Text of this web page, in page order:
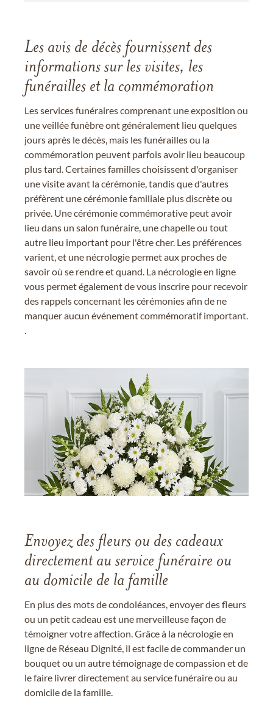
Les avis de décès fournissent des
informations sur les visites, les
funérailles et la commémoration
Les services funéraires comprenant une exposition ou
une veillée funèbre ont généralement lieu quelques
jours après le décès, mais les funérailles ou la
commémoration peuvent parfois avoir lieu beaucoup
plus tard. Certaines familles choisissent d'organiser
une visite avant la cérémonie, tandis que d'autres
préfèrent une cérémonie familiale plus discrète ou
privée. Une cérémonie commémorative peut avoir
lieu dans un salon funéraire, une chapelle ou tout
autre lieu important pour l'être cher. Les préférences
varient, et une nécrologie permet aux proches de
savoir où se rendre et quand. La nécrologie en ligne
vous permet également de vous inscrire pour recevoir
des rappels concernant les cérémonies afin de ne
manquer aucun événement commémoratif important.
Envoyez des fleurs ou des cadeaux
directement au service funéraire ou
au domicile de la famille
En plus des mots de condoléances, envoyer des fleurs
ou un petit cadeau est une merveilleuse façon de
témoigner votre affection. Grâce à la nécrologie en
ligne de Réseau Dignité, il est facile de commander un
bouquet ou un autre témoignage de compassion et de
le faire livrer directement au service funéraire ou au
domicile de la famille.